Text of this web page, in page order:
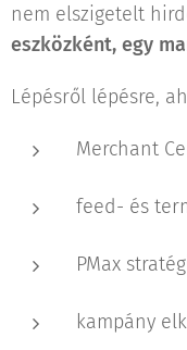
nem elszigetelt
eszközként, egy
Lépésről lépésre,
Merchant
feed- és
PMax
kampány